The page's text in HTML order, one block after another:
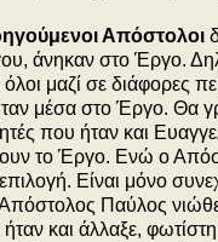
Απόστολοι
άνηκαν στο Έργο.
μαζί σε διάφορες
μέσα στο Έργο. Θα
που ήταν και
το Έργο. Ενώ ο
Είναι μόνο
Απόστολος Παύλος
και άλλαξε,